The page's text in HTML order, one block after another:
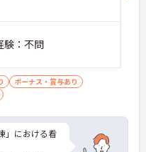
：不問
ボーナス・賞与あり
」における看